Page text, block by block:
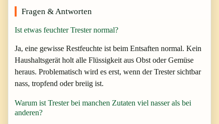
Fragen & Antworten
Ist etwas feuchter Trester normal?
Ja, eine gewisse Restfeuchte ist beim Entsaften normal. Kein
Haushaltsgerät holt alle Flüssigkeit aus Obst oder Gemüse
heraus. Problematisch wird es erst, wenn der Trester sichtbar
nass, tropfend oder breiig ist.
Warum ist Trester bei manchen Zutaten viel nasser als bei
anderen?